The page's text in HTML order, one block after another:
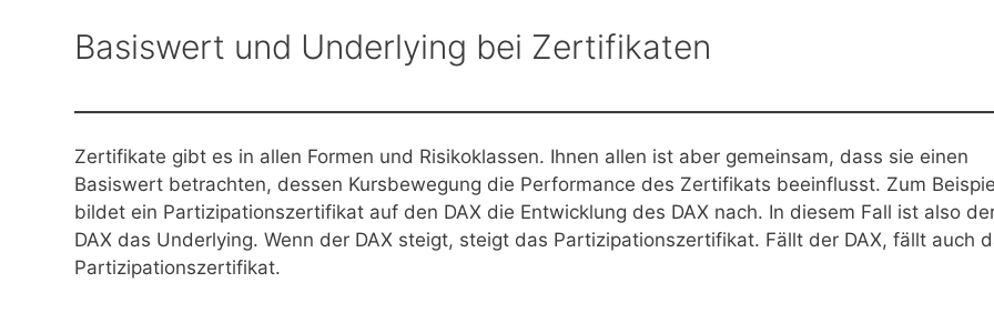
Basiswert und Underlying bei Zertifikaten
Zertifikate gibt es in allen Formen und Risikoklassen. Ihnen allen ist aber gemeinsam, dass sie einen
Basiswert betrachten, dessen Kursbewegung die Performance des Zertifikats beeinflusst. Zum
bildet ein Partizipationszertifikat auf den DAX die Entwicklung des DAX nach. In diesem Fall ist also
DAX das Underlying. Wenn der DAX steigt, steigt das Partizipationszertifikat. Fällt der DAX, fällt auch
Partizipationszertifikat.